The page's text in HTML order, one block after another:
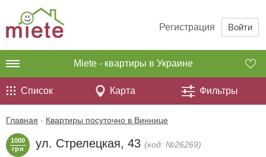
Регистрация Войти
Miete - квартиры в Украине
Список Карта Фильтры
Главная - Квартиры посуточно в Виннице
1000
грн
ул. Стрелецкая, 43 (код: №26269)